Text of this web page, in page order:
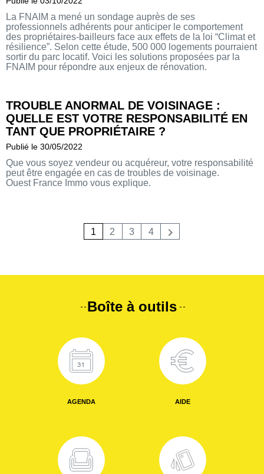
La FNAIM a mené un sondage auprès de ses
professionnels adhérents pour anticiper le comportement
des propriétaires-bailleurs face aux effets de la loi “Climat et
résilience”. Selon cette étude, 500 000 logements pourraient
sortir du parc locatif. Voici les solutions proposées par la
FNAIM pour répondre aux enjeux de rénovation.
TROUBLE ANORMAL DE VOISINAGE :
QUELLE EST VOTRE RESPONSABILITÉ EN
TANT QUE PROPRIÉTAIRE ?
Publié le 30/05/2022
Que vous soyez vendeur ou acquéreur, votre responsabilité
peut être engagée en cas de troubles de voisinage.
Ouest France Immo vous explique.
1 2 3
4
Boîte à outils
AGENDA AIDE